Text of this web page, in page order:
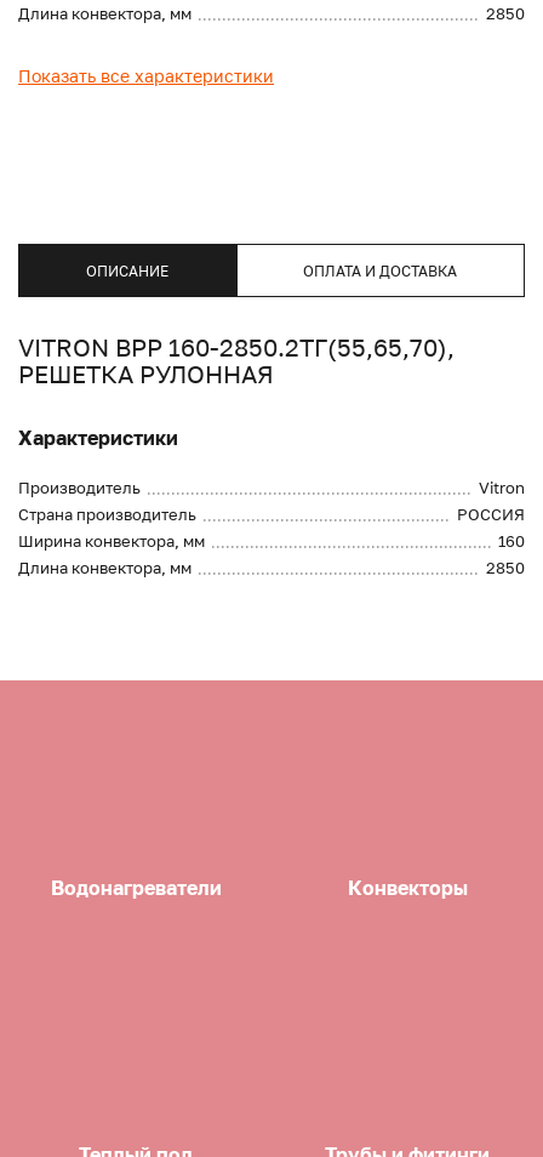
Длина конвектора, мм
2850
Показать все характеристики
ОПИСАНИЕ ОПЛАТА И ДОСТАВКА
VITRON ВРР 160-2850.2ТГ(55,65,70),
РЕШЕТКА РУЛОННАЯ
Характеристики
Производитель
Vitron
Страна производитель
РОССИЯ
Ширина конвектора, мм
160
Длина конвектора, мм
2850
Водонагреватели Конвекторы